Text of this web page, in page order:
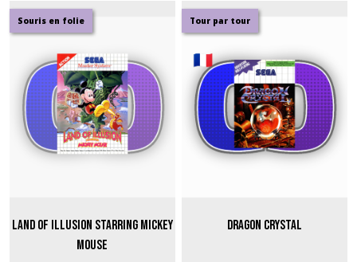
Souris en folie
Land of Illusion starring Mickey
Mouse
Tour par tour
Dragon Crystal